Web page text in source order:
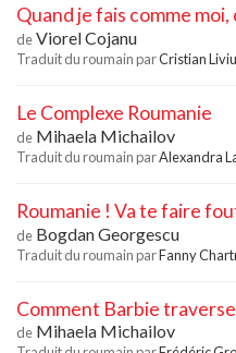
Quand je fais comme moi,
deViorel Cojanu
Traduit du roumain parCristian Liviu
Le Complexe Roumanie
de Mihaela Michailov
Traduit du roumain parAlexandra
Roumanie ! Va te faire
de Bogdan Georgescu
Traduit du roumain parFanny
Comment Barbie
de Mihaela Michailov